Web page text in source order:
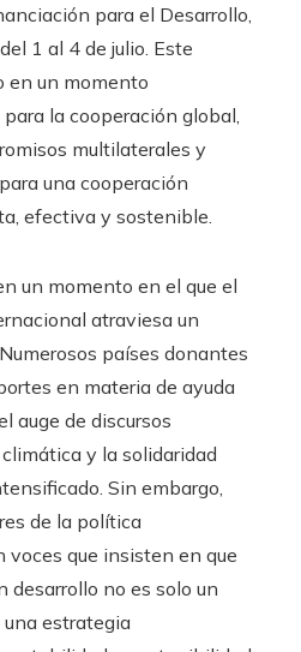
para el Desarrollo,
1 al 4 de julio. Este
en un momento
la cooperación global,
multilaterales y
una cooperación
efectiva y sostenible.
un momento en el que el
atraviesa un
países donantes
en materia de ayuda
auge de discursos
y la solidaridad
Sin embargo,
de la política
voces que insisten en que
desarrollo no es solo un
estrategia